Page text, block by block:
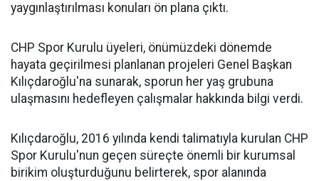
yaygınlaştırılması konuları ön plana çıktı.
CHP Spor Kurulu üyeleri, önümüzdeki dönemde
hayata geçirilmesi planlanan projeleri Genel Başkan
Kılıçdaroğlu'na sunarak, sporun her yaş grubuna
ulaşmasını hedefleyen çalışmalar hakkında bilgi verdi.
Kılıçdaroğlu, 2016 yılında kendi talimatıyla kurulan CHP
Spor Kurulu'nun geçen süreçte önemli bir kurumsal
birikim oluşturduğunu belirterek, spor alanında